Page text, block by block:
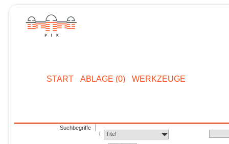
START ABLAGE (0) WERKZEUGE
Suchbegriffe
Titel